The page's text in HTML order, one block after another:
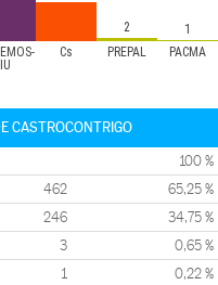
IU
Cs PREPAL PACMA
2 1
CASTROCONTRIGO
100 %
462 65,25 %
246 34,75 %
3 0,65 %
1 0,22 %